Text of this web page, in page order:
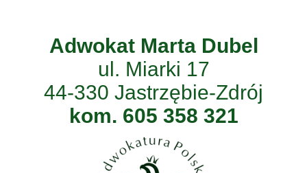
Adwokat Marta Dubel
ul. Miarki 17
44-330 Jastrzębie-Zdrój
kom. 605 358 321